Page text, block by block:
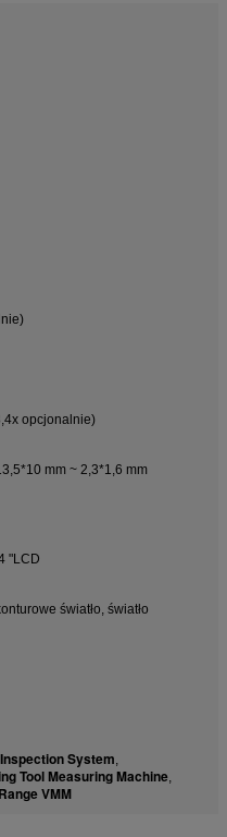
opcjonalnie)
mm ~ 2,3*1,6 mm
"LCD
światło, światło
System,
Tool Measuring Machine,
VMM